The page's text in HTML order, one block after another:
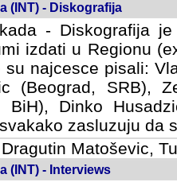
(INT) - Diskografija
- Diskografija
izdati u Regionu
su najcesce pisali:
(Beograd, SRB),
BiH), Dinko
zasluzuju da
Matoševic,
(INT) - Interviews